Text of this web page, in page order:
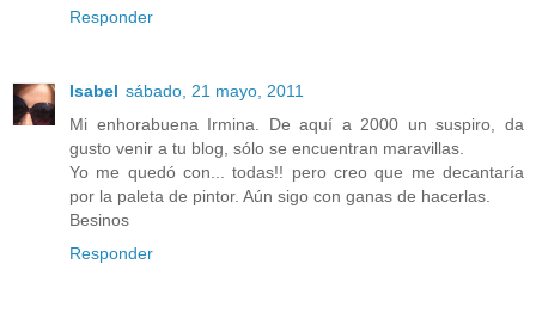
Responder
Isabel sábado, 21 mayo, 2011
Mi enhorabuena Irmina. De aquí a 2000 un suspiro, da
gusto venir a tu blog, sólo se encuentran maravillas.
Yo me quedó con... todas!! pero creo que me decantaría
por la paleta de pintor. Aún sigo con ganas de hacerlas.
Besinos
Responder